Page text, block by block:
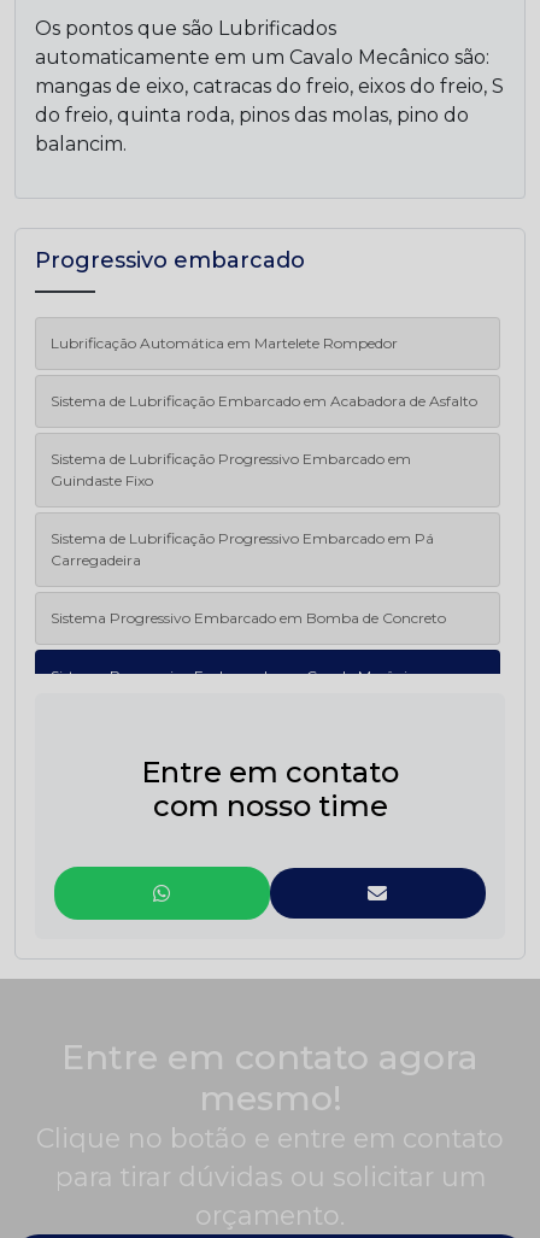
Os pontos que são Lubrificados
automaticamente em um Cavalo Mecânico são:
mangas de eixo, catracas do freio, eixos do freio, S
do freio, quinta roda, pinos das molas, pino do
balancim.
Progressivo embarcado
Lubrificação Automática em Martelete Rompedor
Sistema de Lubrificação Embarcado em Acabadora de Asfalto
Sistema de Lubrificação Progressivo Embarcado em
Guindaste Fixo
Sistema de Lubrificação Progressivo Embarcado em Pá
Carregadeira
Sistema Progressivo Embarcado em Bomba de Concreto
Sistema Progressivo Embarcado em Cavalo Mecânico
Entre em contato
com nosso time
Entre em contato agora
mesmo!
Clique no botão e entre em contato
para tirar dúvidas ou solicitar um
orçamento.